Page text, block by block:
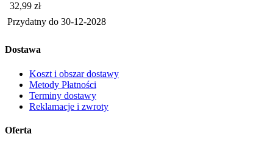
Cena
32,99 zł
Przydatny do 30-12-2028
Dostawa
Koszt i obszar dostawy
Metody Płatności
Terminy dostawy
Reklamacje i zwroty
Oferta